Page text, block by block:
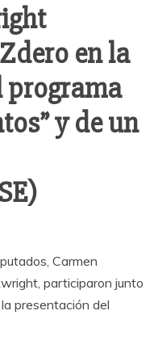
en la
programa
y de un
Carmen
participaron junto
presentación del